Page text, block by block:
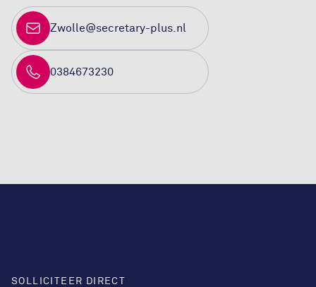
Zwolle@secretary-plus.nl
0384673230
SOLLICITEER DIRECT